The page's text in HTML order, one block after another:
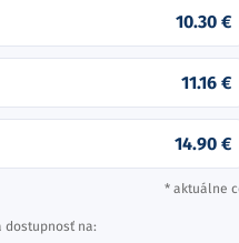
10.30 €
11.16 €
14.90 €
* aktuálne
dostupnosť na: